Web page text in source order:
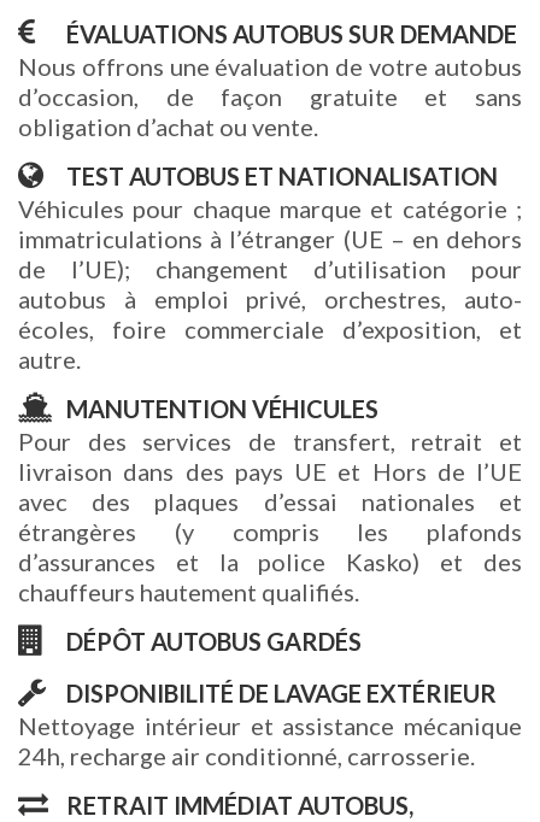
ÉVALUATIONS AUTOBUS SUR DEMANDE
Nous offrons une évaluation de votre autobus
d’occasion, de façon gratuite et sans
obligation d’achat ou vente.
TEST AUTOBUS ET NATIONALISATION
Véhicules pour chaque marque et catégorie ;
immatriculations à l’étranger (UE – en dehors
de l’UE); changement d’utilisation pour
autobus à emploi privé, orchestres, auto-
écoles, foire commerciale d’exposition, et
autre.
MANUTENTION VÉHICULES
Pour des services de transfert, retrait et
livraison dans des pays UE et Hors de l’UE
avec des plaques d’essai nationales et
étrangères (y compris les plafonds
d’assurances et la police Kasko) et des
chauffeurs hautement qualifiés.
DÉPÔT AUTOBUS GARDÉS
DISPONIBILITÉ DE LAVAGE EXTÉRIEUR
Nettoyage intérieur et assistance mécanique
24h, recharge air conditionné, carrosserie.
RETRAIT IMMÉDIAT AUTOBUS,